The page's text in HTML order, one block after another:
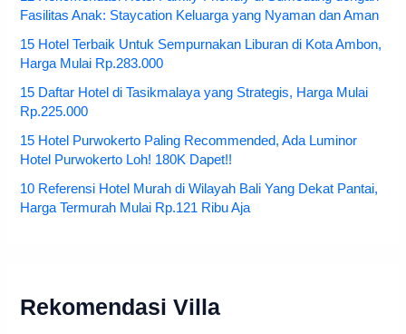
Fasilitas Anak: Staycation Keluarga yang Nyaman dan Aman
15 Hotel Terbaik Untuk Sempurnakan Liburan di Kota Ambon,
Harga Mulai Rp.283.000
15 Daftar Hotel di Tasikmalaya yang Strategis, Harga Mulai
Rp.225.000
15 Hotel Purwokerto Paling Recommended, Ada Luminor
Hotel Purwokerto Loh! 180K Dapet!!
10 Referensi Hotel Murah di Wilayah Bali Yang Dekat Pantai,
Harga Termurah Mulai Rp.121 Ribu Aja
Rekomendasi Villa